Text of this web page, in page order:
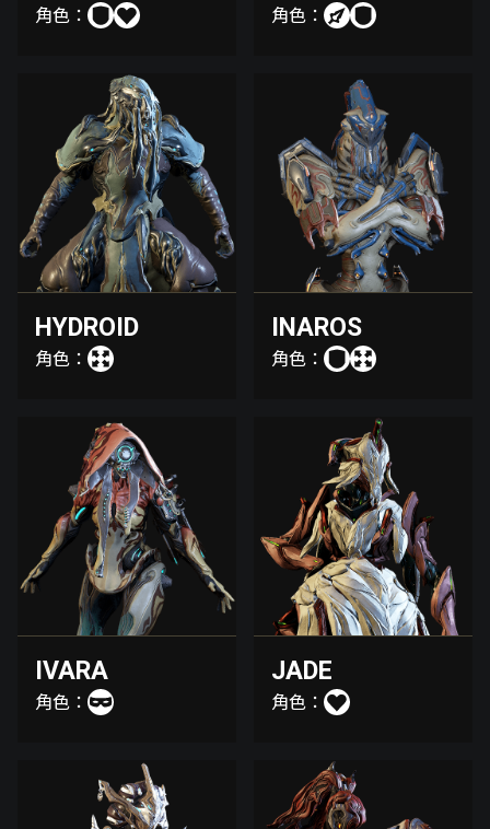
角色： 角色：
HYDROID
角色：
INAROS
角色：
IVARA
角色：
JADE
角色：